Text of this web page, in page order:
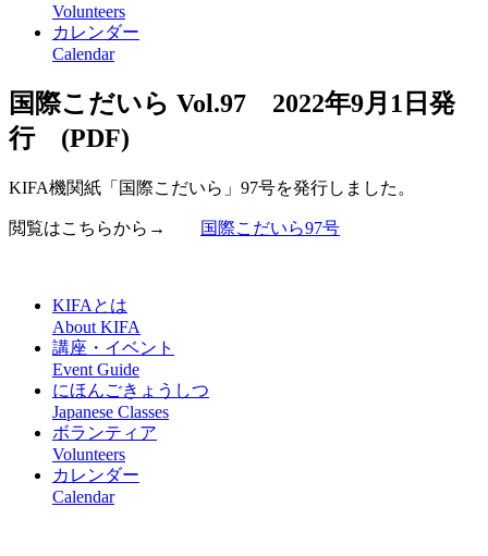
Volunteers
カレンダー
Calendar
国際こだいら Vol.97 2022年9月1日発
行 (PDF)
KIFA機関紙「国際こだいら」97号を発行しました。
閲覧はこちらから→ 国際こだいら97号
KIFAとは
About KIFA
講座・イベント
Event Guide
にほんごきょうしつ
Japanese Classes
ボランティア
Volunteers
カレンダー
Calendar